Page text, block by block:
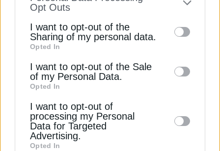
to your opt-out. You may separately opt-out
information by third parties on the IAB’s list
of downstream participants. This
information may also be disclosed by us to
third parties on theIAB’s List of
Downstream Participants
disclose it to other third parties.
Opt Outs
I want to opt-out of the
Sharing of my personal data.
Opted In
I want to opt-out of the Sale
of my Personal Data.
Opted In
I want to opt-out of
processing my Personal
Data for Targeted
Advertising.
Opted In
ΗΛΕΚΤΡΙΣΜΟΣ
Γιατί φοβούνται οι πάροχοι νέο κύκλο
ληξιπρόθεσμων οφειλών